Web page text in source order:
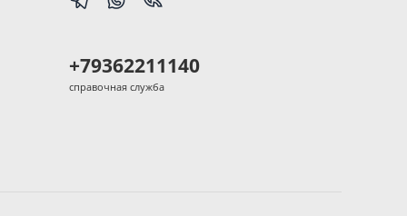
+79362211140
справочная служба